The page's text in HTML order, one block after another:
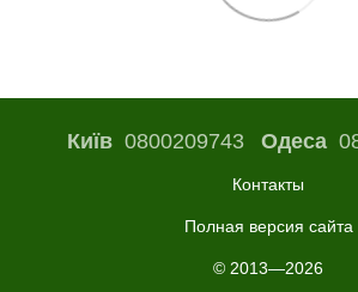
Київ0800209743 Одеса
Контакты
Полная версия сайта
© 2013—2026